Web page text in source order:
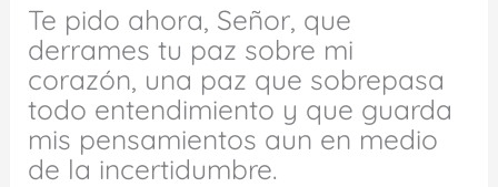
Te pido ahora, Señor, que
derrames tu paz sobre mi
corazón, una paz que sobrepasa
todo entendimiento y que guarda
mis pensamientos aun en medio
de la incertidumbre.